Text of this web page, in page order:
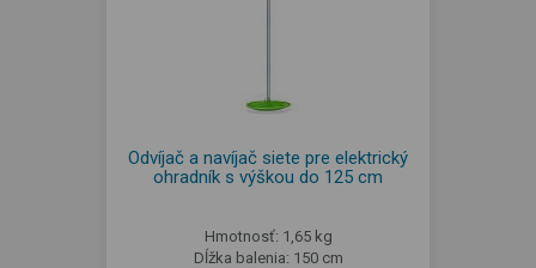
Odvíjač a navíjač siete pre elektrický
ohradník s výškou do 125 cm
Hmotnosť: 1,65 kg
Dĺžka balenia: 150 cm